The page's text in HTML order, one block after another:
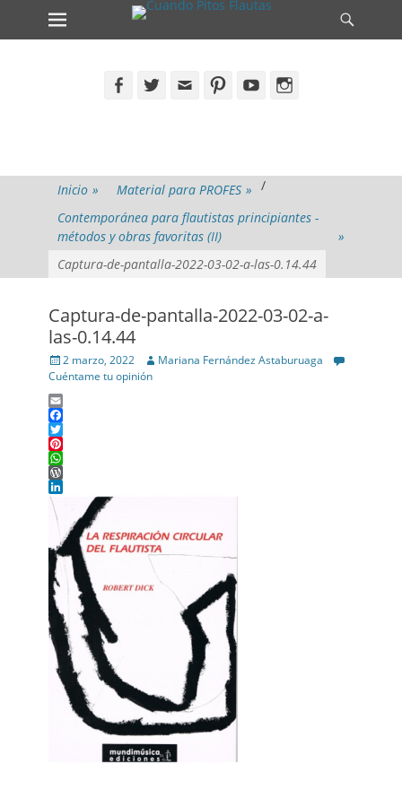
Skip
Primary Menu
Facebook
Twitter EmailPinterestYouTubeInstagram
Inicio » Material para PROFES » /
Contemporánea para flautistas principiantes -
métodos y obras favoritas (II)
»
Captura-de-pantalla-2022-03-02-a-las-0.14.44
Captura-de-pantalla-2022-03-02-a-
las-0.14.44
Posted
on
2 marzo, 2022 Author
Mariana Fernández Astaburuaga
Cuéntame tu opinión
Email
Facebook
Twitter
Pinterest
WhatsApp
WordPress
LinkedIn